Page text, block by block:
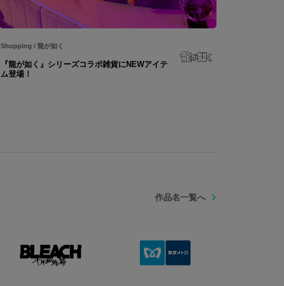
Shopping / 龍が如く
『龍が如く』シリーズコラボ雑貨にNEWアイテ
ム登場！
作品名一覧へ